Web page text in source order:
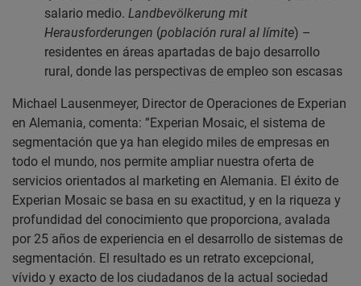
salario medio. Landbevölkerung mit
Herausforderungen (población rural al límite) –
residentes en áreas apartadas de bajo desarrollo
rural, donde las perspectivas de empleo son escasas
Michael Lausenmeyer, Director de Operaciones de Experian
en Alemania, comenta: ”Experian Mosaic, el sistema de
segmentación que ya han elegido miles de empresas en
todo el mundo, nos permite ampliar nuestra oferta de
servicios orientados al marketing en Alemania. El éxito de
Experian Mosaic se basa en su exactitud, y en la riqueza y
profundidad del conocimiento que proporciona, avalada
por 25 años de experiencia en el desarrollo de sistemas de
segmentación. El resultado es un retrato excepcional,
vívido y exacto de los ciudadanos de la actual sociedad